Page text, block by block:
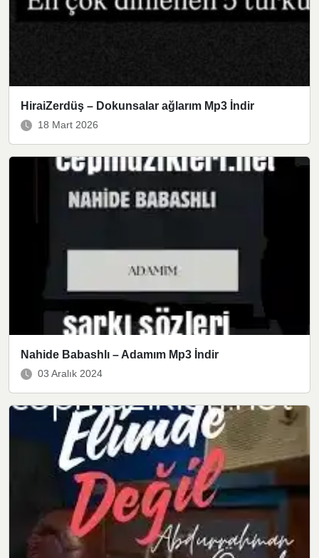
HiraiZerdüş – Dokunsalar ağlarım Mp3 İndir
18 Mart 2026
Nahide Babashlı – Adamım Mp3 İndir
03 Aralık 2024